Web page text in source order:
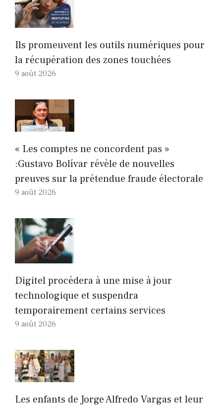
Ils promeuvent les outils numériques pour
la récupération des zones touchées
9 août 2026
« Les comptes ne concordent pas »
:Gustavo Bolívar révèle de nouvelles
preuves sur la prétendue fraude électorale
9 août 2026
Digitel procédera à une mise à jour
technologique et suspendra
temporairement certains services
9 août 2026
Les enfants de Jorge Alfredo Vargas et leur